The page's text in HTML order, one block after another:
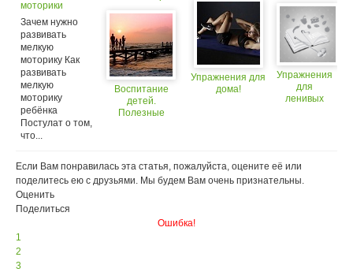
моторики
Зачем нужно
развивать
мелкую
моторику Как
развивать
мелкую
моторику
ребёнка
Постулат о том,
что...
Воспитание
детей.
Полезные
Упражнения для
дома!
Упражнения
для
ленивых
Если Вам понравилась эта статья, пожалуйста, оцените её или
поделитесь ею с друзьями. Мы будем Вам очень признательны.
Оценить
Поделиться
Ошибка!
1
2
3